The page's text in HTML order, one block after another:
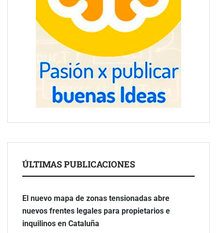
ÚLTIMAS PUBLICACIONES
El nuevo mapa de zonas tensionadas abre
nuevos frentes legales para propietarios e
inquilinos en Cataluña